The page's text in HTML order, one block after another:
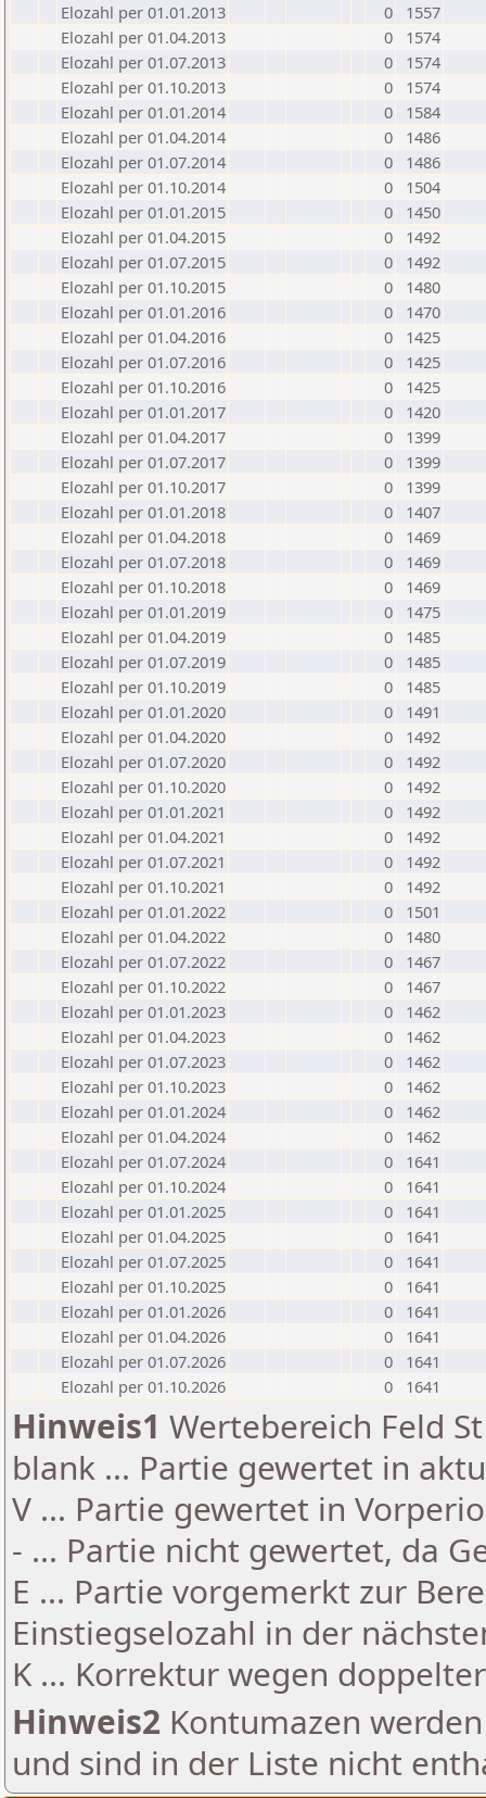
Elozahl per 01.01.2013
0
1557
Elozahl per 01.04.2013
0
1574
Elozahl per 01.07.2013
0
1574
Elozahl per 01.10.2013
0
1574
Elozahl per 01.01.2014
0
1584
Elozahl per 01.04.2014
0
1486
Elozahl per 01.07.2014
0
1486
Elozahl per 01.10.2014
0
1504
Elozahl per 01.01.2015
0
1450
Elozahl per 01.04.2015
0
1492
Elozahl per 01.07.2015
0
1492
Elozahl per 01.10.2015
0
1480
Elozahl per 01.01.2016
0
1470
Elozahl per 01.04.2016
0
1425
Elozahl per 01.07.2016
0
1425
Elozahl per 01.10.2016
0
1425
Elozahl per 01.01.2017
0
1420
Elozahl per 01.04.2017
0
1399
Elozahl per 01.07.2017
0
1399
Elozahl per 01.10.2017
0
1399
Elozahl per 01.01.2018
0
1407
Elozahl per 01.04.2018
0
1469
Elozahl per 01.07.2018
0
1469
Elozahl per 01.10.2018
0
1469
Elozahl per 01.01.2019
0
1475
Elozahl per 01.04.2019
0
1485
Elozahl per 01.07.2019
0
1485
Elozahl per 01.10.2019
0
1485
Elozahl per 01.01.2020
0
1491
Elozahl per 01.04.2020
0
1492
Elozahl per 01.07.2020
0
1492
Elozahl per 01.10.2020
0
1492
Elozahl per 01.01.2021
0
1492
Elozahl per 01.04.2021
0
1492
Elozahl per 01.07.2021
0
1492
Elozahl per 01.10.2021
0
1492
Elozahl per 01.01.2022
0
1501
Elozahl per 01.04.2022
0
1480
Elozahl per 01.07.2022
0
1467
Elozahl per 01.10.2022
0
1467
Elozahl per 01.01.2023
0
1462
Elozahl per 01.04.2023
0
1462
Elozahl per 01.07.2023
0
1462
Elozahl per 01.10.2023
0
1462
Elozahl per 01.01.2024
0
1462
Elozahl per 01.04.2024
0
1462
Elozahl per 01.07.2024
0
1641
Elozahl per 01.10.2024
0
1641
Elozahl per 01.01.2025
0
1641
Elozahl per 01.04.2025
0
1641
Elozahl per 01.07.2025
0
1641
Elozahl per 01.10.2025
0
1641
Elozahl per 01.01.2026
0
1641
Elozahl per 01.04.2026
0
1641
Elozahl per 01.07.2026
0
1641
Elozahl per 01.10.2026
0 1641
Hinweis1 Wertebereich Feld
blank ... Partie gewertet in
V ... Partie gewertet in
- ... Partie nicht gewertet, da
E ... Partie vorgemerkt zur
Einstiegselozahl in der
K ... Korrektur wegen
Hinweis2 Kontumazen
und sind in der Liste nicht